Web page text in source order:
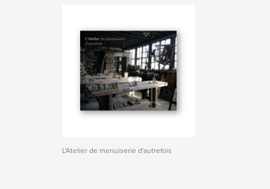
L'Atelier de menuiserie d'autrefois